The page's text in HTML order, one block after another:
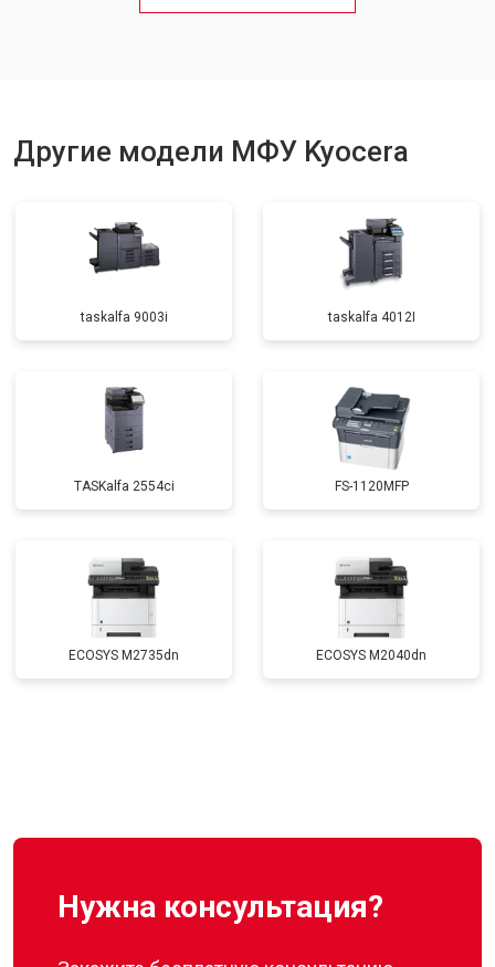
от 3500 ₽
Другие модели МФУ Kyocera
taskalfa 9003i taskalfa 4012I
TASKalfa 2554ci FS-1120MFP
ECOSYS M2735dn ECOSYS M2040dn
Нужна консультация?